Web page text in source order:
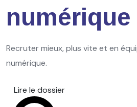
numérique
Recruter mieux, plus vite et en
numérique.
Lire le dossier